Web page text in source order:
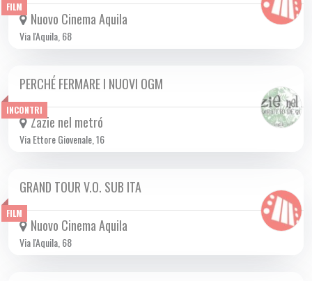
FILM
Nuovo Cinema Aquila
Via l'Aquila, 68
INCONTRI
LUN 27/01 2025
PERCHÉ FERMARE I NUOVI OGM
Zazie nel metró
Via Ettore Giovenale, 16
FILM
DA GIO 12/12 A LUN 27/01 2025
GRAND TOUR V.O. SUB ITA
Nuovo Cinema Aquila
Via l'Aquila, 68